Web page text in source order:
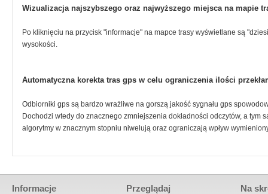
Wizualizacja najszybszego oraz najwyższego miejsca na mapie
Po kliknięciu na przycisk "informacje" na mapce trasy wyświetlane są
wysokości.
Automatyczna korekta tras gps w celu ograniczenia ilości
Odbiorniki gps są bardzo wrażliwe na gorszą jakość sygnału gps
Dochodzi wtedy do znacznego zmniejszenia dokładności odczytów, a
algorytmy w znacznym stopniu niwelują oraz ograniczają wpływ
Informacje Przeglądaj Na